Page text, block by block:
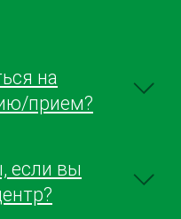
на
прием?
если вы